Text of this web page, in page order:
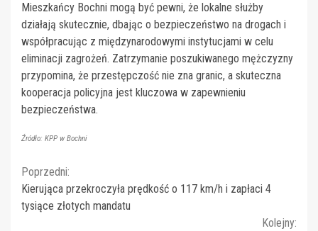
Mieszkańcy Bochni mogą być pewni, że lokalne służby
działają skutecznie, dbając o bezpieczeństwo na drogach i
współpracując z międzynarodowymi instytucjami w celu
eliminacji zagrożeń. Zatrzymanie poszukiwanego mężczyzny
przypomina, że przestępczość nie zna granic, a skuteczna
kooperacja policyjna jest kluczowa w zapewnieniu
bezpieczeństwa.
Źródło: KPP w Bochni
Continue
Reading
Poprzedni:
Kierująca przekroczyła prędkość o 117 km/h i zapłaci 4
tysiące złotych mandatu
Kolejny: